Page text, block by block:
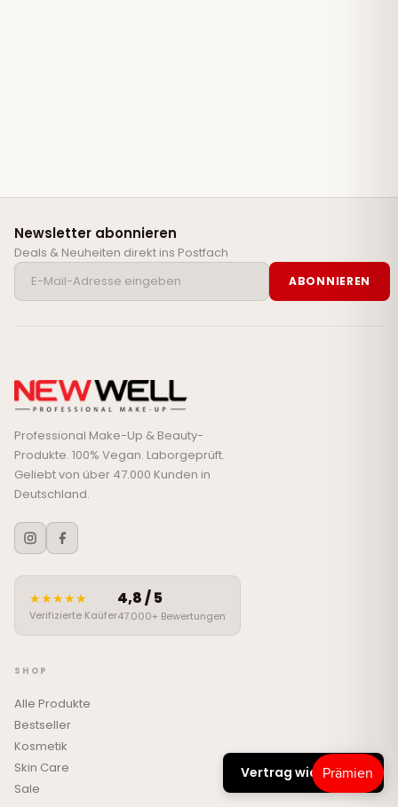
Newsletter abonnieren
Deals & Neuheiten direkt ins Postfach
ABONNIEREN
Professional Make-Up & Beauty-
Produkte. 100% Vegan. Laborgeprüft.
Geliebt von über 47.000 Kunden in
Deutschland.
★★★★★
Verifizierte Kaüfer
4,8 / 5
47.000+ Bewertungen
SHOP
Alle Produkte
Bestseller
Kosmetik
Skin Care
Sale
Vertrag widerrufen